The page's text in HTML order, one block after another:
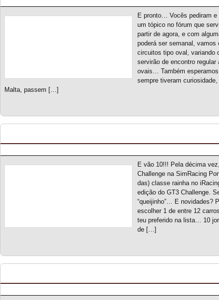
E pronto… Vocês pediram
um tópico no fórum que
partir de agora, e com
poderá ser semanal,
circuitos tipo oval, variando
servirão de encontro regular
ovais… Também esperamos
sempre tiveram
Malta, passem […]
E vão 10!!! Pela décima
Challenge na SimRacing
das) classe rainha no
edição do GT3 Challenge.
“queijinho”… E novidades?
escolher 1 de entre 12
teu preferido na lista… 10
de […]